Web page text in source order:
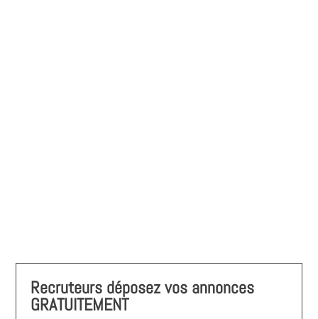
Recruteurs déposez vos annonces
GRATUITEMENT